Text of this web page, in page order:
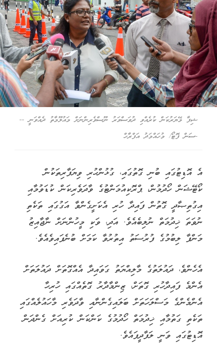
ޝިފާ މޭޔަރުކަން ކުރެއްވި ދުވަސްވަރު ނޫސްވެރިންނަށް މައުލޫމާތު ދެއްވަނީ --
-ސަން ފޮޓޯ/ މުހައްމަދު އަފްރާހް
އެ އޮޑިޓުގައި ބުނި ގޮތުގައި، ގުޅުންހުރި ވިޔަފާރިތަކުން
ކޯޓޭޝަން ހޯދުމުން، ޕްރޮކިއުމަންޓުގެ ވާދަވެރިކަން ކުޑަވުމާއި
އިގުތިޞާދީ ގޮތުން ފައިދާ ހުރި އެކަށީގެންވާ އަގުގައި ތަކެތި
ނުވަތަ ޚިދުމަތް ނުލިބެއެވެ. އަދި، ވަކި މީހުންނަށް ނާޖާއިޒު
މަންފާ ލިބުމުގެ ފުރުސަތު އިތުރުވާ ކަމަށް ބުނެފައިވެއެވެ.
އެހެންވެ، ދައުލަތުގެ މާލިއްޔަތު ގަވައިދާ އެއްގޮތަށް ދައުލަތަށް
އެންމެ ފައިދާހުރި ގޮތަށް، ޒިންމާދާރު ގޮތެއްގައި ހުރިހާ
އެންމެންގެ މަސްލަހަތަށް ބަލައިގެންނާއި ވާދަވެރި މާހައުލެއްގައި
ތަކެތި ގަތުމާއި ޚިދުމަތް ހޯދުމުގެ ކަންކަން ކުރިއަށް ގެންދަން
އޮޑިޓުގައި ވަނީ ލަފާދީފައެވެ.